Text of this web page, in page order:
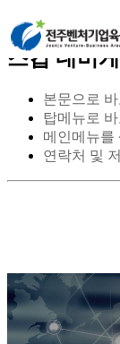
스킵 네비
본문으로 바
탑메뉴로 바
메인메뉴를
연락처 및